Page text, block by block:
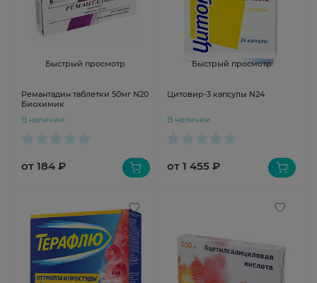
Быстрый просмотр
Ремантадин таблетки 50мг N20
Биохимик
В наличии
от 184 ₽
Быстрый просмотр
Цитовир-3 капсулы N24
В наличии
от 1 455 ₽